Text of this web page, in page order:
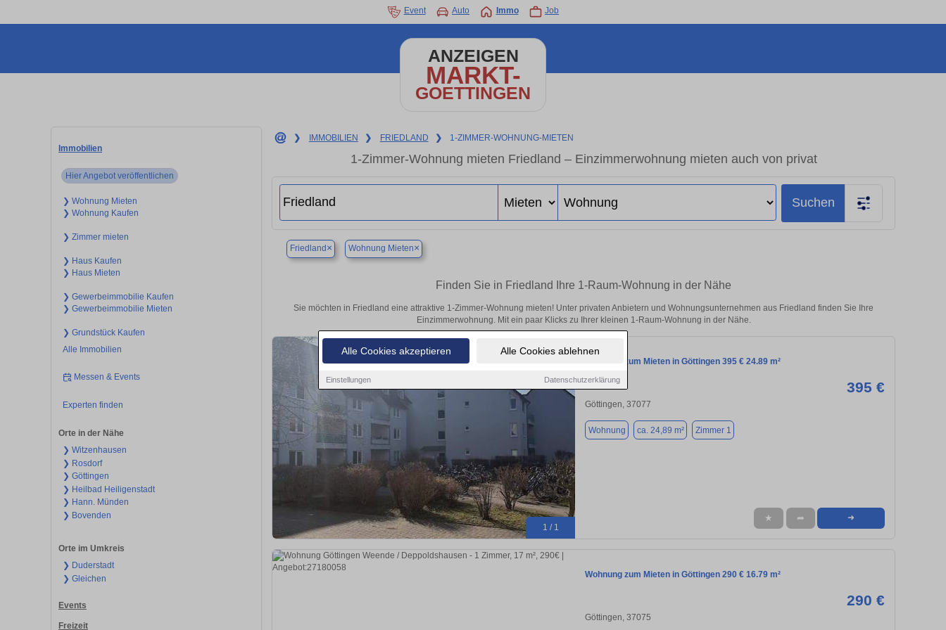
Alle Cookies akzeptieren Alle Cookies ablehnen
Einstellungen Datenschutzerklärung
Event Auto Immo Job
ANZEIGEN
MARKT-
GOETTINGEN
Immobilien
Hier Angebot veröffentlichen
❯ Wohnung Mieten
❯ Wohnung Kaufen
❯ Zimmer mieten
❯ Haus Kaufen
❯ Haus Mieten
❯ Gewerbeimmobilie Kaufen
❯ Gewerbeimmobilie Mieten
❯ Grundstück Kaufen
Alle Immobilien
Messen & Events
Experten finden
Orte in der Nähe
❯ Witzenhausen
❯ Rosdorf
❯ Göttingen
❯ Heilbad Heiligenstadt
❯ Hann. Münden
❯ Bovenden
Orte im Umkreis
❯ Duderstadt
❯ Gleichen
Events
Freizeit
❯ IMMOBILIEN ❯ FRIEDLAND ❯ 1-ZIMMER-WOHNUNG-MIETEN
1-Zimmer-Wohnung mieten Friedland – Einzimmerwohnung mieten auch von privat
Suchen
Friedland × Wohnung Mieten×
Finden Sie in Friedland Ihre 1-Raum-Wohnung in der Nähe
Sie möchten in Friedland eine attraktive 1-Zimmer-Wohnung mieten! Unter privaten Anbietern und Wohnungsunternehmen aus Friedland finden Sie Ihre
Einzimmerwohnung. Mit ein paar Klicks zu Ihrer kleinen 1-Raum-Wohnung in der Nähe.
1 / 1
Wohnung zum Mieten in Göttingen 395 € 24.89 m²
395 €
Göttingen, 37077
Wohnung ca. 24,89 m² Zimmer 1
★ ➦ ➜
Wohnung zum Mieten in Göttingen 290 € 16.79 m²
290 €
Göttingen, 37075